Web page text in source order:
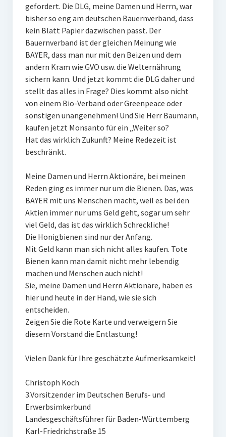
gefordert. Die DLG, meine Damen und Herrn, war
bisher so eng am deutschen Bauernverband, dass
kein Blatt Papier dazwischen passt. Der
Bauernverband ist der gleichen Meinung wie
BAYER, dass man nur mit den Beizen und dem
andern Kram wie GVO usw. die Welternährung
sichern kann. Und jetzt kommt die DLG daher und
stellt das alles in Frage? Dies kommt also nicht
von einem Bio-Verband oder Greenpeace oder
sonstigen unangenehmen! Und Sie Herr Baumann,
kaufen jetzt Monsanto für ein „Weiter so?
Hat das wirklich Zukunft? Meine Redezeit ist
beschränkt.
Meine Damen und Herrn Aktionäre, bei meinen
Reden ging es immer nur um die Bienen. Das, was
BAYER mit uns Menschen macht, weil es bei den
Aktien immer nur ums Geld geht, sogar um sehr
viel Geld, das ist das wirklich Schreckliche!
Die Honigbienen sind nur der Anfang.
Mit Geld kann man sich nicht alles kaufen. Tote
Bienen kann man damit nicht mehr lebendig
machen und Menschen auch nicht!
Sie, meine Damen und Herrn Aktionäre, haben es
hier und heute in der Hand, wie sie sich
entscheiden.
Zeigen Sie die Rote Karte und verweigern Sie
diesem Vorstand die Entlastung!
Vielen Dank für Ihre geschätzte Aufmerksamkeit!
Christoph Koch
3.Vorsitzender im Deutschen Berufs- und
Erwerbsimkerbund
Landesgeschäftsführer für Baden-Württemberg
Karl-Friedrichstraße 15